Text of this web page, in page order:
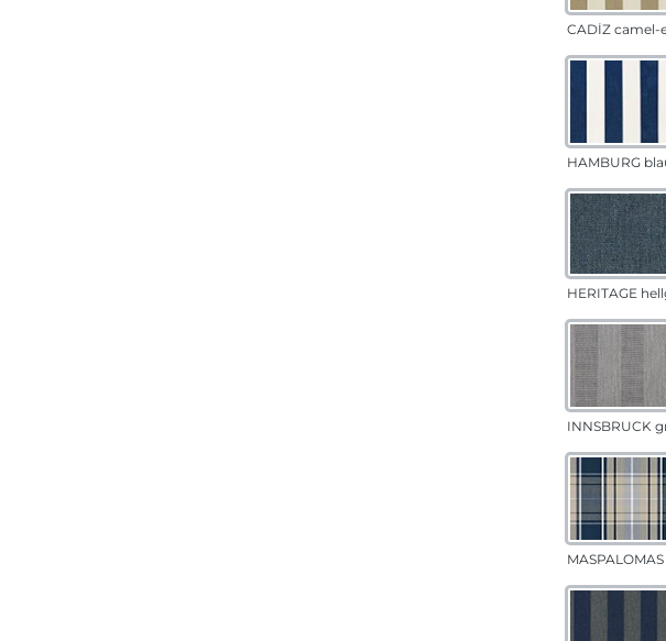
CADÍZ camel-
HAMBURG
HERITAGE
INNSBRUCK